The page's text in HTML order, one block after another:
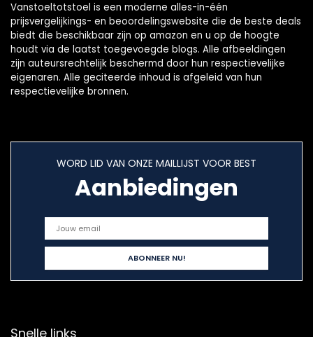
Vanstoeltotstoel is een moderne alles-in-één
prijsvergelijkings- en beoordelingswebsite die de beste deals
biedt die beschikbaar zijn op amazon en u op de hoogte
houdt via de laatst toegevoegde blogs. Alle afbeeldingen
zijn auteursrechtelijk beschermd door hun respectievelijke
eigenaren. Alle geciteerde inhoud is afgeleid van hun
respectievelijke bronnen.
WORD LID VAN ONZE MAILLIJST VOOR BEST
Aanbiedingen
Snelle links